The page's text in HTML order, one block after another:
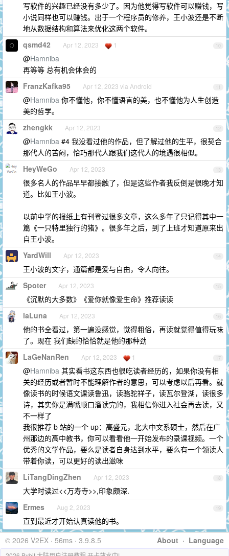
写软件的兴趣已经没有多少了。因为他觉得写软件可以赚钱，写
小说同样也可以赚钱。出于一个程序员的修养，王小波还是不断
地从数据结构和算法来优化这两个软件。
10
qsmd42 Apr 12, 2023 1
@Hamniba
再等等 总有机会体会的
11
FranzKafka95 Apr 12, 2023 via Android
@Hamniba 你不懂他，你不懂语言的美，也不懂他为人生创造
美的哲学。
12
zhengkk Apr 12, 2023
@Hamniba #4 我没看过他的作品，但了解过他的生平，很契合
那代人的苦闷，恰巧那代人跟我们这代人的境遇很相似。
13
HeyWeGo Apr 12, 2023
很多名人的作品早早都接触了，但是这些作者我反倒是很晚才知
道。比如王小波。
以前中学的报纸上有刊登过很多文章，这么多年了只记得其中一
篇《一只特里独行的猪》。很多年之后，到了上班才知道原来出
自王小波。
14
YardWill Apr 12, 2023
王小波的文字，通篇都是爱与自由，令人向往。
15
Spoter Apr 12, 2023
《沉默的大多数》《爱你就像爱生命》推荐读读
16
laLuna Apr 12, 2023
他的书全看过，第一遍没感觉，觉得粗俗，再读就觉得值得玩味
了。现在 我们缺的恰恰就是他的那种劲
17
LaGeNanRen Apr 12, 2023 1
@Hamniba 其实看书这东西也很吃读者经历的，如果你没有相
关的经历或者暂时不能理解作者的意思，可以考虑以后再看。就
像读书的时候语文课读鲁迅，读骆驼祥子，读瓦尔登湖，读很多
诗，其实你是满嘴顺口溜读完的，我相信你进入社会再去读，又
不一样了
我很推荐 b 站的一个 up：高盛元，北大中文系硕士，然后在广
州那边的高中教书，你可以看看他一开始发布的录课视频。一个
优秀的文学作品，要么是读者自身达到水平，要么有一个领读人
带着你读，可以更好的读出滋味
18
LiTangDingZhen Apr 12, 2023
大学时读过<<万寿寺>>,印象颇深.
19
Ermes Aug 2, 2023
直到最近才开始认真读他的书。
About · Language
© 2026 V2EX · 56ms · 3.9.8.5